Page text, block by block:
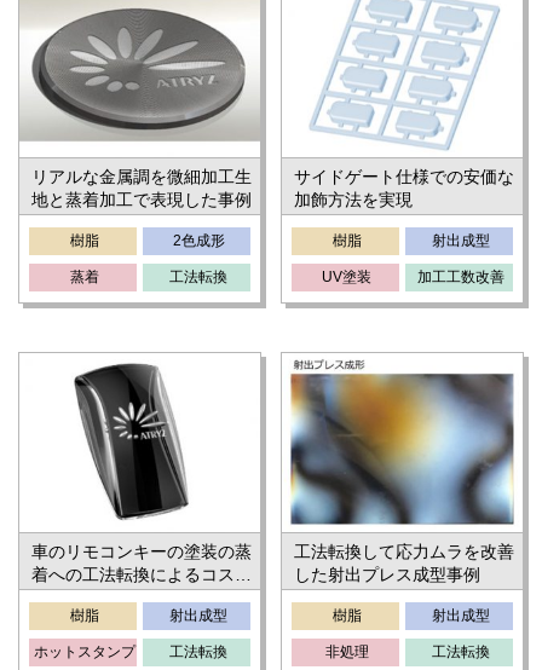
リアルな金属調を微細加工生
地と蒸着加工で表現した事例
樹脂 2色成形
蒸着 工法転換
サイドゲート仕様での安価な
加飾方法を実現
樹脂 射出成型
UV塗装 加工工数改善
車のリモコンキーの塗装の蒸
着への工法転換によるコスト
ダウン
樹脂 射出成型
ホットスタンプ 工法転換
工法転換して応力ムラを改善
した射出プレス成型事例
樹脂 射出成型
非処理 工法転換